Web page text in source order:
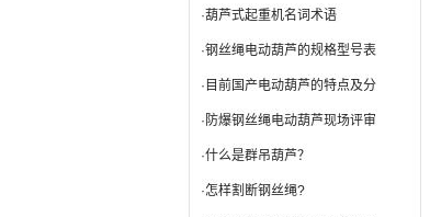
·葫芦式起重机名词术语
·钢丝绳电动葫芦的规格型号表
·目前国产电动葫芦的特点及分
·防爆钢丝绳电动葫芦现场评审
·什么是群吊葫芦？
·怎样割断钢丝绳?